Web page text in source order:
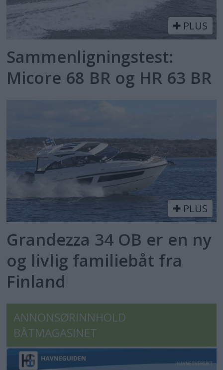
PLUS
Sammenligningstest:
Micore 68 BR og HR 63 BR
PLUS
Grandezza 34 OB er en ny
og livlig familiebåt fra
Finland
ANNONSØRINNHOLD
BÅTMAGASINET